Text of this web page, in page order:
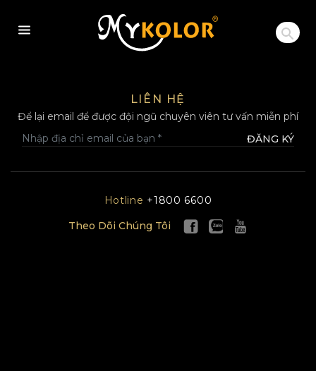
MYKOLOR
LIÊN HỆ
Để lại email để được đội ngũ chuyên viên tư vấn miễn phí
ĐĂNG KÝ
Hotline +1800 6600
Theo Dõi Chúng Tôi